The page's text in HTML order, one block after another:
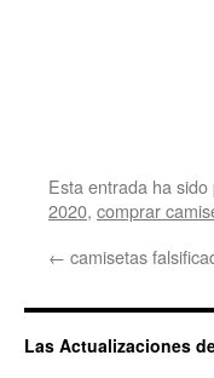
Esta entrada ha sido
2020, comprar
← camisetas
Las Actualizaciones